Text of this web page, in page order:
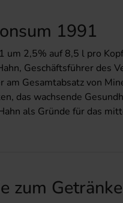
1991
2,5% auf 8,5 l pro
Geschäftsführer des
Gesamtabsatz von
das wachsende
als Gründe für das
zum